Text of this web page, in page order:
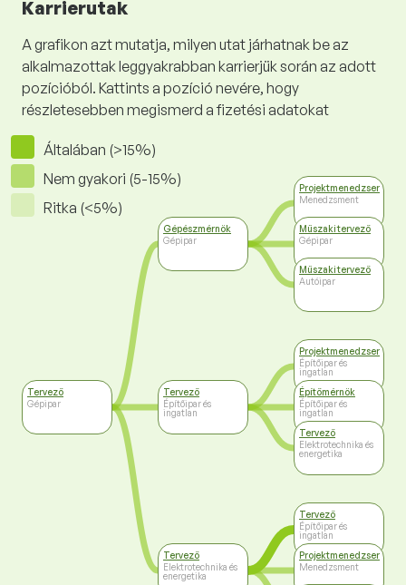
Karrierutak
A grafikon azt mutatja, milyen utat járhatnak be az
alkalmazottak leggyakrabban karrierjük során az adott
pozícióból. Kattints a pozíció nevére, hogy
részletesebben megismerd a fizetési adatokat
Általában (>15%)
Nem gyakori (5-15%)
Ritka (<5%)
Tervező
Gépipar
Gépészmérnök
Gépipar
Tervező
Építőipar és
ingatlan
Tervező
Elektrotechnika és
energetika
Projektmenedzser
Menedzsment
Műszaki tervező
Gépipar
Műszaki tervező
Autóipar
Projektmenedzser
Építőipar és
ingatlan
Építőmérnök
Építőipar és
ingatlan
Tervező
Elektrotechnika és
energetika
Tervező
Építőipar és
ingatlan
Projektmenedzser
Menedzsment